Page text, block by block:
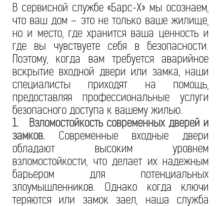
В сервисной службе «Барс-Х» мы осознаем,
что ваш дом – это не только ваше жилище,
но и место, где хранится ваша ценность и
где вы чувствуете себя в безопасности.
Поэтому, когда вам требуется аварийное
вскрытие входной двери или замка, наши
специалисты приходят на помощь,
предоставляя профессиональные услуги
безопасного доступа к вашему жилью.
1.
Взломостойкость современных дверей и
замков. Современные входные двери
обладают высоким уровнем
взломостойкости, что делает их надежным
барьером для потенциальных
злоумышленников. Однако когда ключи
теряются или замок заел, наша служба